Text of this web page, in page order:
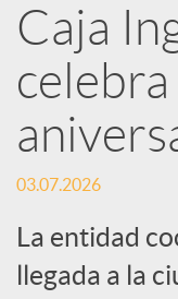
R
e
d
e
Caja
celebra
03.07.2026
La entidad
llegada a la